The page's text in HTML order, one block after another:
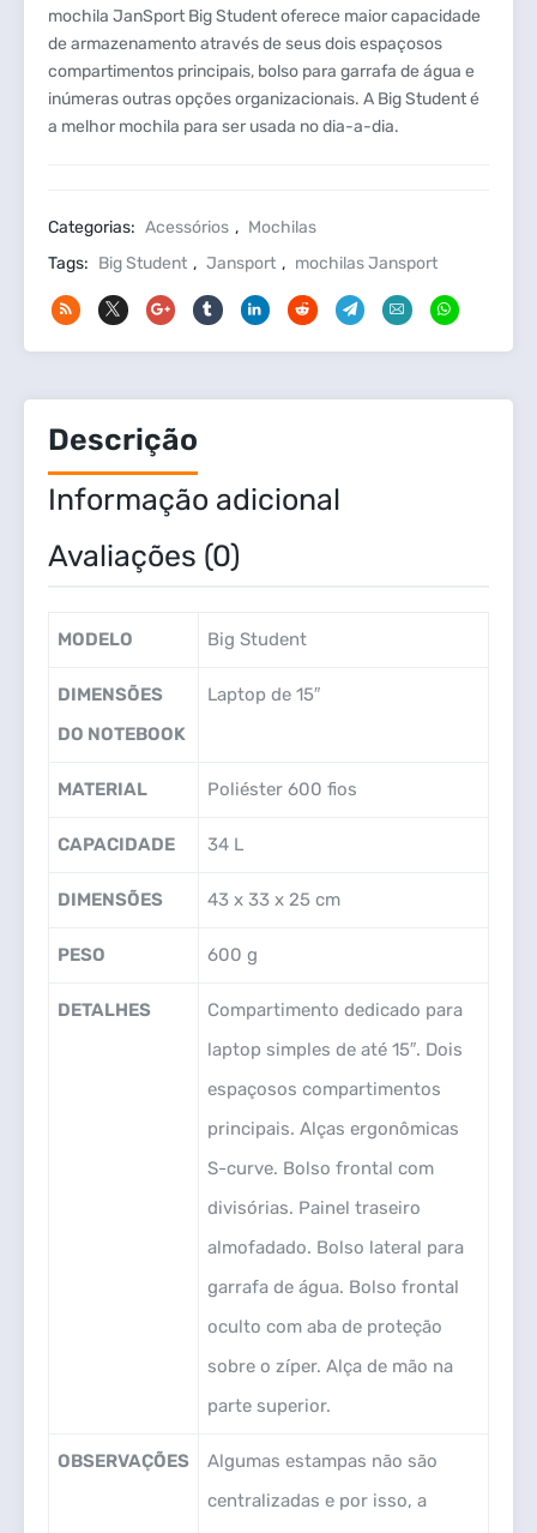
mochila JanSport Big Student oferece maior capacidade
de armazenamento através de seus dois espaçosos
compartimentos principais, bolso para garrafa de água e
inúmeras outras opções organizacionais. A Big Student é
a melhor mochila para ser usada no dia-a-dia.
Categorias: Acessórios , Mochilas
Tags: Big Student , Jansport , mochilas Jansport
Descrição
Informação adicional
Avaliações (0)
MODELO Big Student
DIMENSÕES
DO NOTEBOOK
Laptop de 15″
MATERIAL Poliéster 600 fios
CAPACIDADE 34 L
DIMENSÕES 43 x 33 x 25 cm
PESO 600 g
DETALHES
Compartimento dedicado para
laptop simples de até 15″. Dois
espaçosos compartimentos
principais. Alças ergonômicas
S-curve. Bolso frontal com
divisórias. Painel traseiro
almofadado. Bolso lateral para
garrafa de água. Bolso frontal
oculto com aba de proteção
sobre o zíper. Alça de mão na
parte superior.
OBSERVAÇÕES
Algumas estampas não são
centralizadas e por isso, a